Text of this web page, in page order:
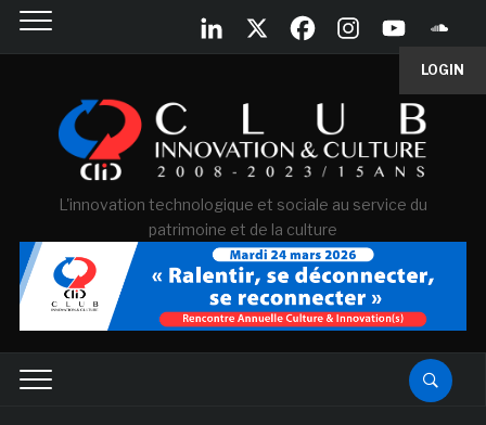
LOGIN
L'innovation technologique et sociale au service du
patrimoine et de la culture